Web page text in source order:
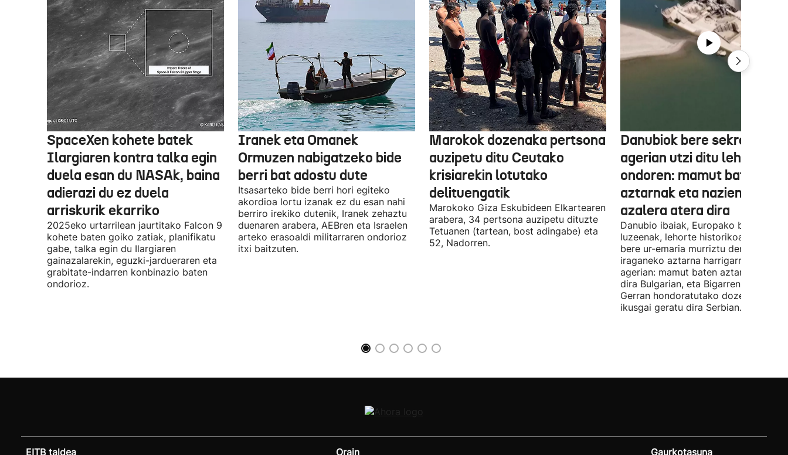
SpaceXen kohete batek
Ilargiaren kontra talka egin
duela esan du NASAk, baina
adierazi du ez duela
arriskurik ekarriko
2025eko urtarrilean jaurtitako Falcon 9
kohete baten goiko zatiak, planifikatu
gabe, talka egin du Ilargiaren
gainazalarekin, eguzki-jardueraren eta
grabitate-indarren konbinazio baten
ondorioz.
Iranek eta Omanek
Ormuzen nabigatzeko bide
berri bat adostu dute
Itsasarteko bide berri hori egiteko
akordioa lortu izanak ez du esan nahi
berriro irekiko dutenik, Iranek zehaztu
duenaren arabera, AEBren eta Israelen
arteko erasoaldi militarraren ondorioz
itxi baitzuten.
Marokok dozenaka pertsona
auzipetu ditu Ceutako
krisiarekin lotutako
delituengatik
Marokoko Giza Eskubideen Elkartearen
arabera, 34 pertsona auzipetu dituzte
Tetuanen (tartean, bost adingabe) eta
52, Nadorren.
Danubiok bere sekretuak
agerian utzi ditu
ondoren: mamut baten
aztarnak eta nazien
azalera atera dira
Danubio ibaiak, Europako bigarren
luzeenak, lehorte historikoa bizi du,
bere ur-emaria murriztu denez,
iraganeko aztarna harrigarriak utzi
agerian: mamut baten aztarnak
dira Bulgarian, eta Bigarren Mundu
Gerran hondoratutako dozenaka
ikusgai geratu dira Serbian.
EITB taldea Orain Gaurkotasuna